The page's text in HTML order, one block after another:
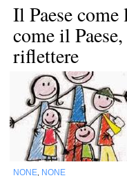
Il Paese
come il
riflettere
NONE NONE